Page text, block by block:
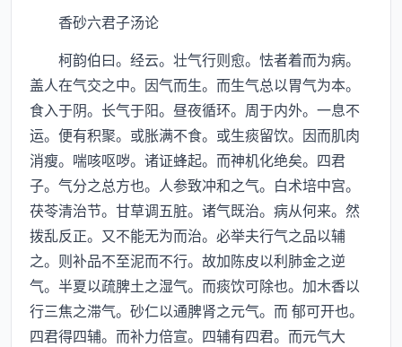
香砂六君子汤论
柯韵伯曰。经云。壮气行则愈。怯者着而为病。
盖人在气交之中。因气而生。而生气总以胃气为本。
食入于阴。长气于阳。昼夜循环。周于内外。一息不
运。便有积聚。或胀满不食。或生痰留饮。因而肌肉
消瘦。喘咳呕哕。诸证蜂起。而神机化绝矣。四君
子。气分之总方也。人参致冲和之气。白术培中宫。
茯苓清治节。甘草调五脏。诸气既治。病从何来。然
拨乱反正。又不能无为而治。必举夫行气之品以辅
之。则补品不至泥而不行。故加陈皮以利肺金之逆
气。半夏以疏脾土之湿气。而痰饮可除也。加木香以
行三焦之滞气。砂仁以通脾肾之元气。而 郁可开也。
四君得四辅。而补力倍宣。四辅有四君。而元气大